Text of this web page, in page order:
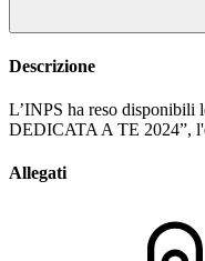
Descrizione
L’INPS ha reso disponibili
DEDICATA A TE 2024”,
Allegati